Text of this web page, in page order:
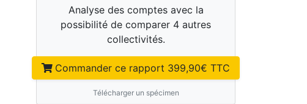
Analyse des comptes avec la
possibilité de comparer 4 autres
collectivités.
Commander ce rapport 399,90€ TTC
Télécharger un spécimen